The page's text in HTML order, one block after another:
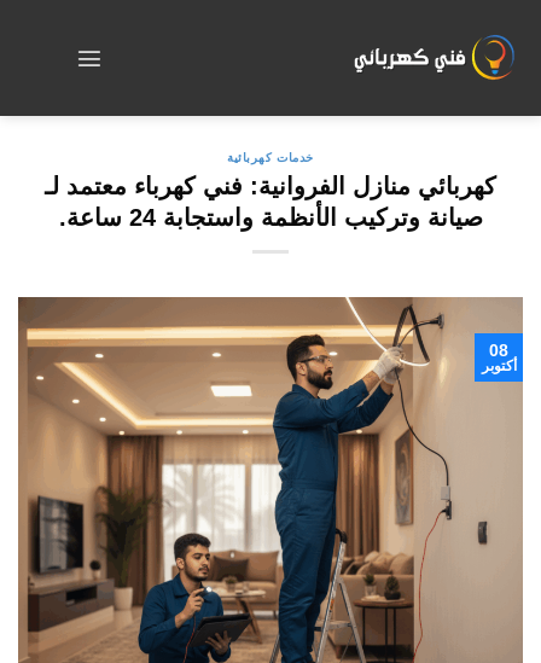
content
خدمات كهربائية
كهربائي منازل الفروانية: فني كهرباء معتمد لـ
صيانة وتركيب الأنظمة واستجابة 24 ساعة.
08
أكتوبر